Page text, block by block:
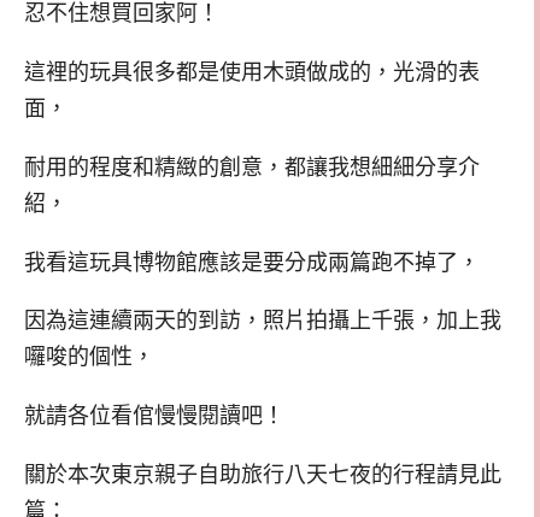
忍不住想買回家阿！
這裡的玩具很多都是使用木頭做成的，光滑的表
面，
耐用的程度和精緻的創意，都讓我想細細分享介
紹，
我看這玩具博物館應該是要分成兩篇跑不掉了，
因為這連續兩天的到訪，照片拍攝上千張，加上我
囉唆的個性，
就請各位看倌慢慢閱讀吧！
關於本次東京親子自助旅行八天七夜的行程請見此
篇：